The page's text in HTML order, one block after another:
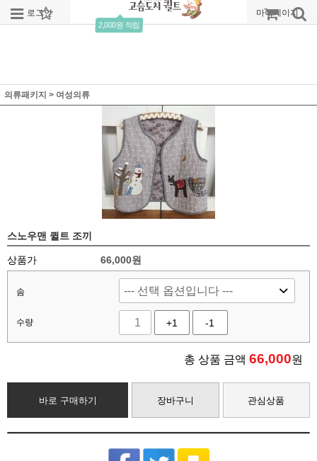
로그인 회원가입
2,000원 적립
주문조회 마이페이지
의류패키지 > 여성의류
스노우맨 퀼트 조끼
상품가 66,000원
솜
수량 +1 -1
총 상품 금액 66,000원
바로 구매하기 장바구니 관심상품